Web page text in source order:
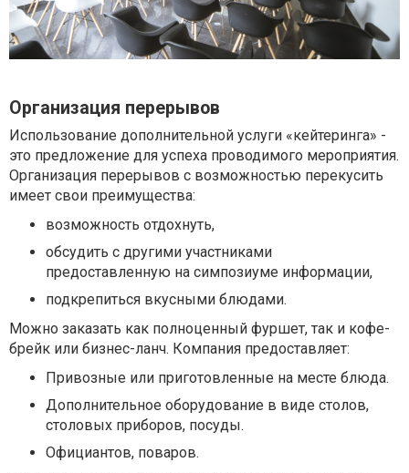
Организация перерывов
Использование дополнительной услуги «кейтеринга» -
это предложение для успеха проводимого мероприятия.
Организация перерывов с возможностью перекусить
имеет свои преимущества:
возможность отдохнуть,
обсудить с другими участниками
предоставленную на симпозиуме информации,
подкрепиться вкусными блюдами.
Можно заказать как полноценный фуршет, так и кофе-
брейк или бизнес-ланч. Компания предоставляет:
Привозные или приготовленные на месте блюда.
Дополнительное оборудование в виде столов,
столовых приборов, посуды.
Официантов, поваров.